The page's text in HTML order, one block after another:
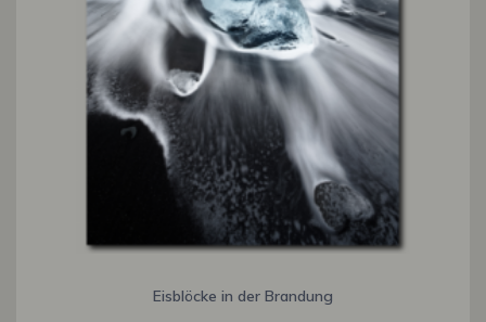
Eisblöcke in der Brandung